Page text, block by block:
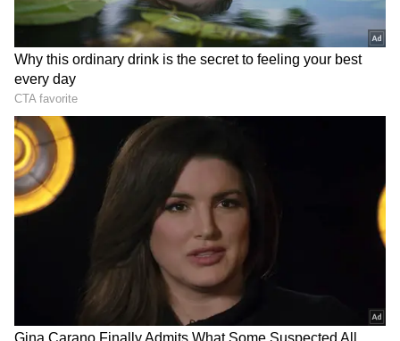
Image Credit :Google Playstore
యాప్ వల్ల వినియోగదారులకు కలిగే ప్రయోజనాలు
VERIT యాప్ ప్రధాన ఉద్దేశం నకిలీ ఆల్కహాల్ విక్రయాలను
అరికట్టడం. ఈ యాప్ ద్వారా వినియోగదారులు కొనుగోలు
చేస్తున్న బాటిల్ అసలైనదేనా అని ధృవీకరించుకోవచ్చు. ఈ
యాప్ వల్ల కలిగే ముఖ్యమైన ప్రయోజనాలు. నకిలీ
ఆల్కహాల్ నుంచి వినియోగదారులు రక్షణ పొందొచ్చు.
లైసెన్స్ పొందిన దుకాణాల్లో పారదర్శక విక్రయ వ్యవస్థకు
ప్రోత్సాహం. మందు కొనుగోలులో వినియోగదారుల విశ్వాసం
పెరగడం. అసలైన ఉత్పత్తిని సులభంగా గుర్తించే అవకాశం.